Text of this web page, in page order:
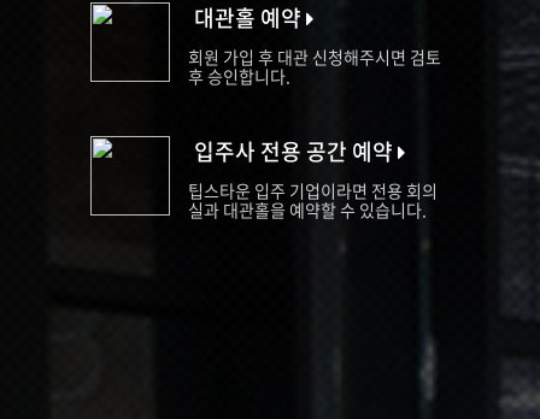
대관홀 예약
회원 가입 후 대관 신청해주시면 검토
후 승인합니다.
입주사 전용 공간 예약
팁스타운 입주 기업이라면 전용 회의
실과 대관홀을 예약할 수 있습니다.